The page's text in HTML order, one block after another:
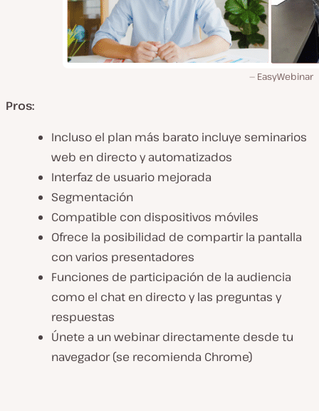
EasyWebinar
Pros:
Incluso el plan más barato incluye seminarios
web en directo y automatizados
Interfaz de usuario mejorada
Segmentación
Compatible con dispositivos móviles
Ofrece la posibilidad de compartir la pantalla
con varios presentadores
Funciones de participación de la audiencia
como el chat en directo y las preguntas y
respuestas
Únete a un webinar directamente desde tu
navegador (se recomienda Chrome)